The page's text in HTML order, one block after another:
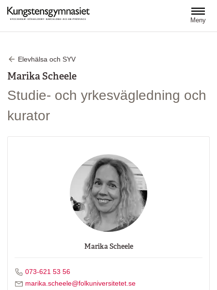
Meny
Elevhälsa och SYV
Marika Scheele
Studie- och yrkesvägledning och
kurator
Marika Scheele
Ring Marika Scheele på
073-621 53 56
Skicka mejl till Marika Scheele
marika.scheele@folkuniversitetet.se